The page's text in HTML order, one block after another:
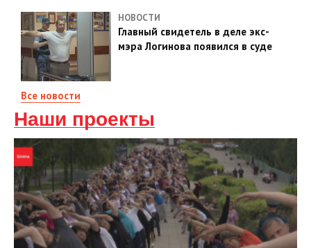
НОВОСТИ
Главный свидетель в деле экс-
мэра Логинова появился в суде
Все новости
Наши проекты